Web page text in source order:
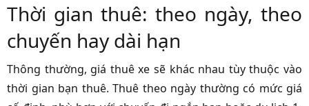
Thời gian thuê: theo ngày, theo
chuyến hay dài hạn
Thông thường, giá thuê xe sẽ khác nhau tùy thuộc vào
thời gian bạn thuê. Thuê theo ngày thường có mức giá